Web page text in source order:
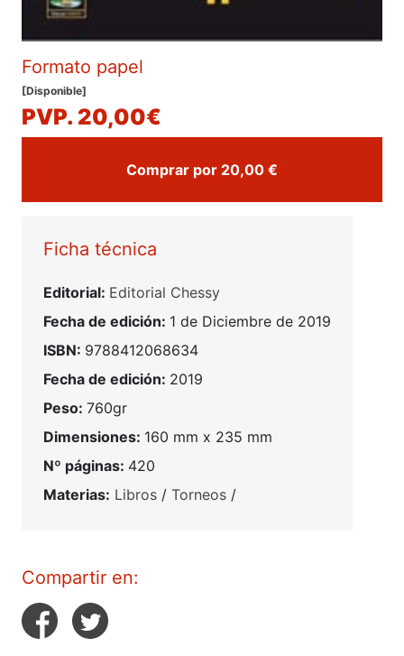
Formato papel
[Disponible]
PVP. 20,00€
Comprar por 20,00 €
Ficha técnica
Editorial: Editorial Chessy
Fecha de edición: 1 de Diciembre de 2019
ISBN: 9788412068634
Fecha de edición: 2019
Peso: 760gr
Dimensiones: 160 mm x 235 mm
Nº páginas: 420
Materias: Libros / Torneos /
Compartir en: